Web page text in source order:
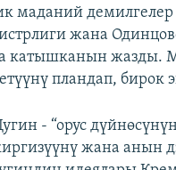
маданий
жана
катышканын жазды.
пландап,
- “орус
жана анын